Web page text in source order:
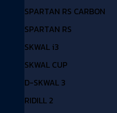
SPARTAN RS CARBON
SPARTAN RS
SKWAL i3
SKWAL CUP
D-SKWAL 3
RIDILL 2